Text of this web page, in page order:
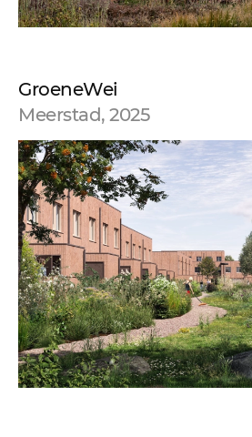
GroeneWei
Meerstad, 2025